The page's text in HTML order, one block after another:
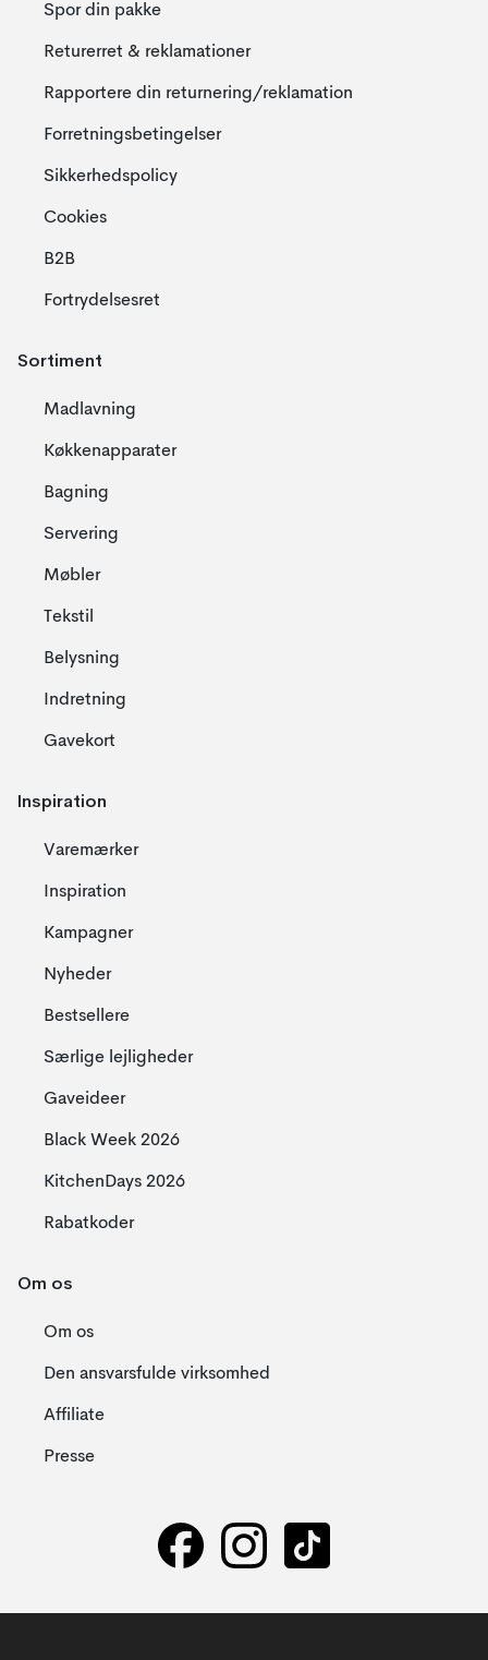
Spor din pakke
Returerret & reklamationer
Rapportere din returnering/reklamation
Forretningsbetingelser
Sikkerhedspolicy
Cookies
B2B
Fortrydelsesret
Sortiment
Madlavning
Køkkenapparater
Bagning
Servering
Møbler
Tekstil
Belysning
Indretning
Gavekort
Inspiration
Varemærker
Inspiration
Kampagner
Nyheder
Bestsellere
Særlige lejligheder
Gaveideer
Black Week 2026
KitchenDays 2026
Rabatkoder
Om os
Om os
Den ansvarsfulde virksomhed
Affiliate
Presse